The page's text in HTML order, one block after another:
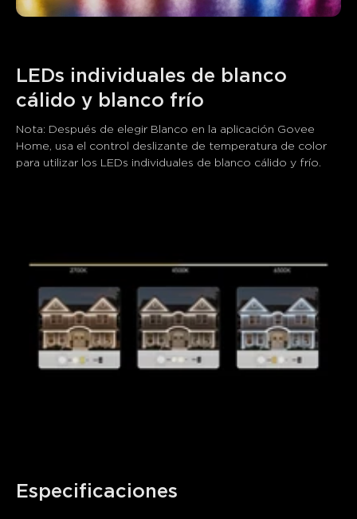
LEDs individuales de blanco
cálido y blanco frío
Nota: Después de elegir Blanco en la aplicación Govee
Home, usa el control deslizante de temperatura de color
para utilizar los LEDs individuales de blanco cálido y frío.
Especificaciones